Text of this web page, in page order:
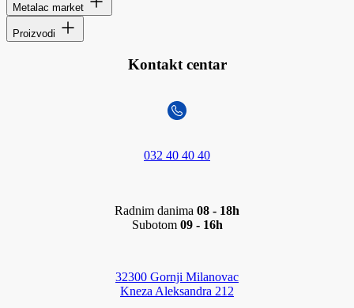
Metalac market
Proizvodi
Kontakt centar
032 40 40 40
Radnim danima 08 - 18h
Subotom 09 - 16h
32300 Gornji Milanovac
Kneza Aleksandra 212